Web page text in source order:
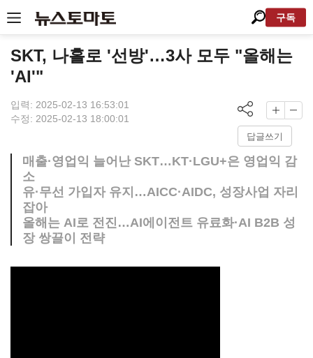
구독
SKT, 나홀로 '선방'…3사 모두 "올해는
'AI'"
입력: 2025-02-13 16:53:01
수정: 2025-02-13 18:00:01
답글쓰기
매출·영업익 늘어난 SKT…KT·LGU+은 영업익 감
소
유·무선 가입자 유지…AICC·AIDC, 성장사업 자리
잡아
올해는 AI로 전진…AI에이전트 유료화·AI B2B 성
장 쌍끌이 전략